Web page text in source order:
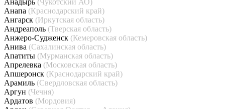
Анадырь (Чукотский АО)
Анапа (Краснодарский край)
Ангарск (Иркутская область)
Андреаполь (Тверская область)
Анжеро-Судженск (Кемеровская область)
Анива (Сахалинская область)
Апатиты (Мурманская область)
Апрелевка (Московская область)
Апшеронск (Краснодарский край)
Арамиль (Свердловская область)
Аргун (Чечня)
Ардатов (Мордовия)